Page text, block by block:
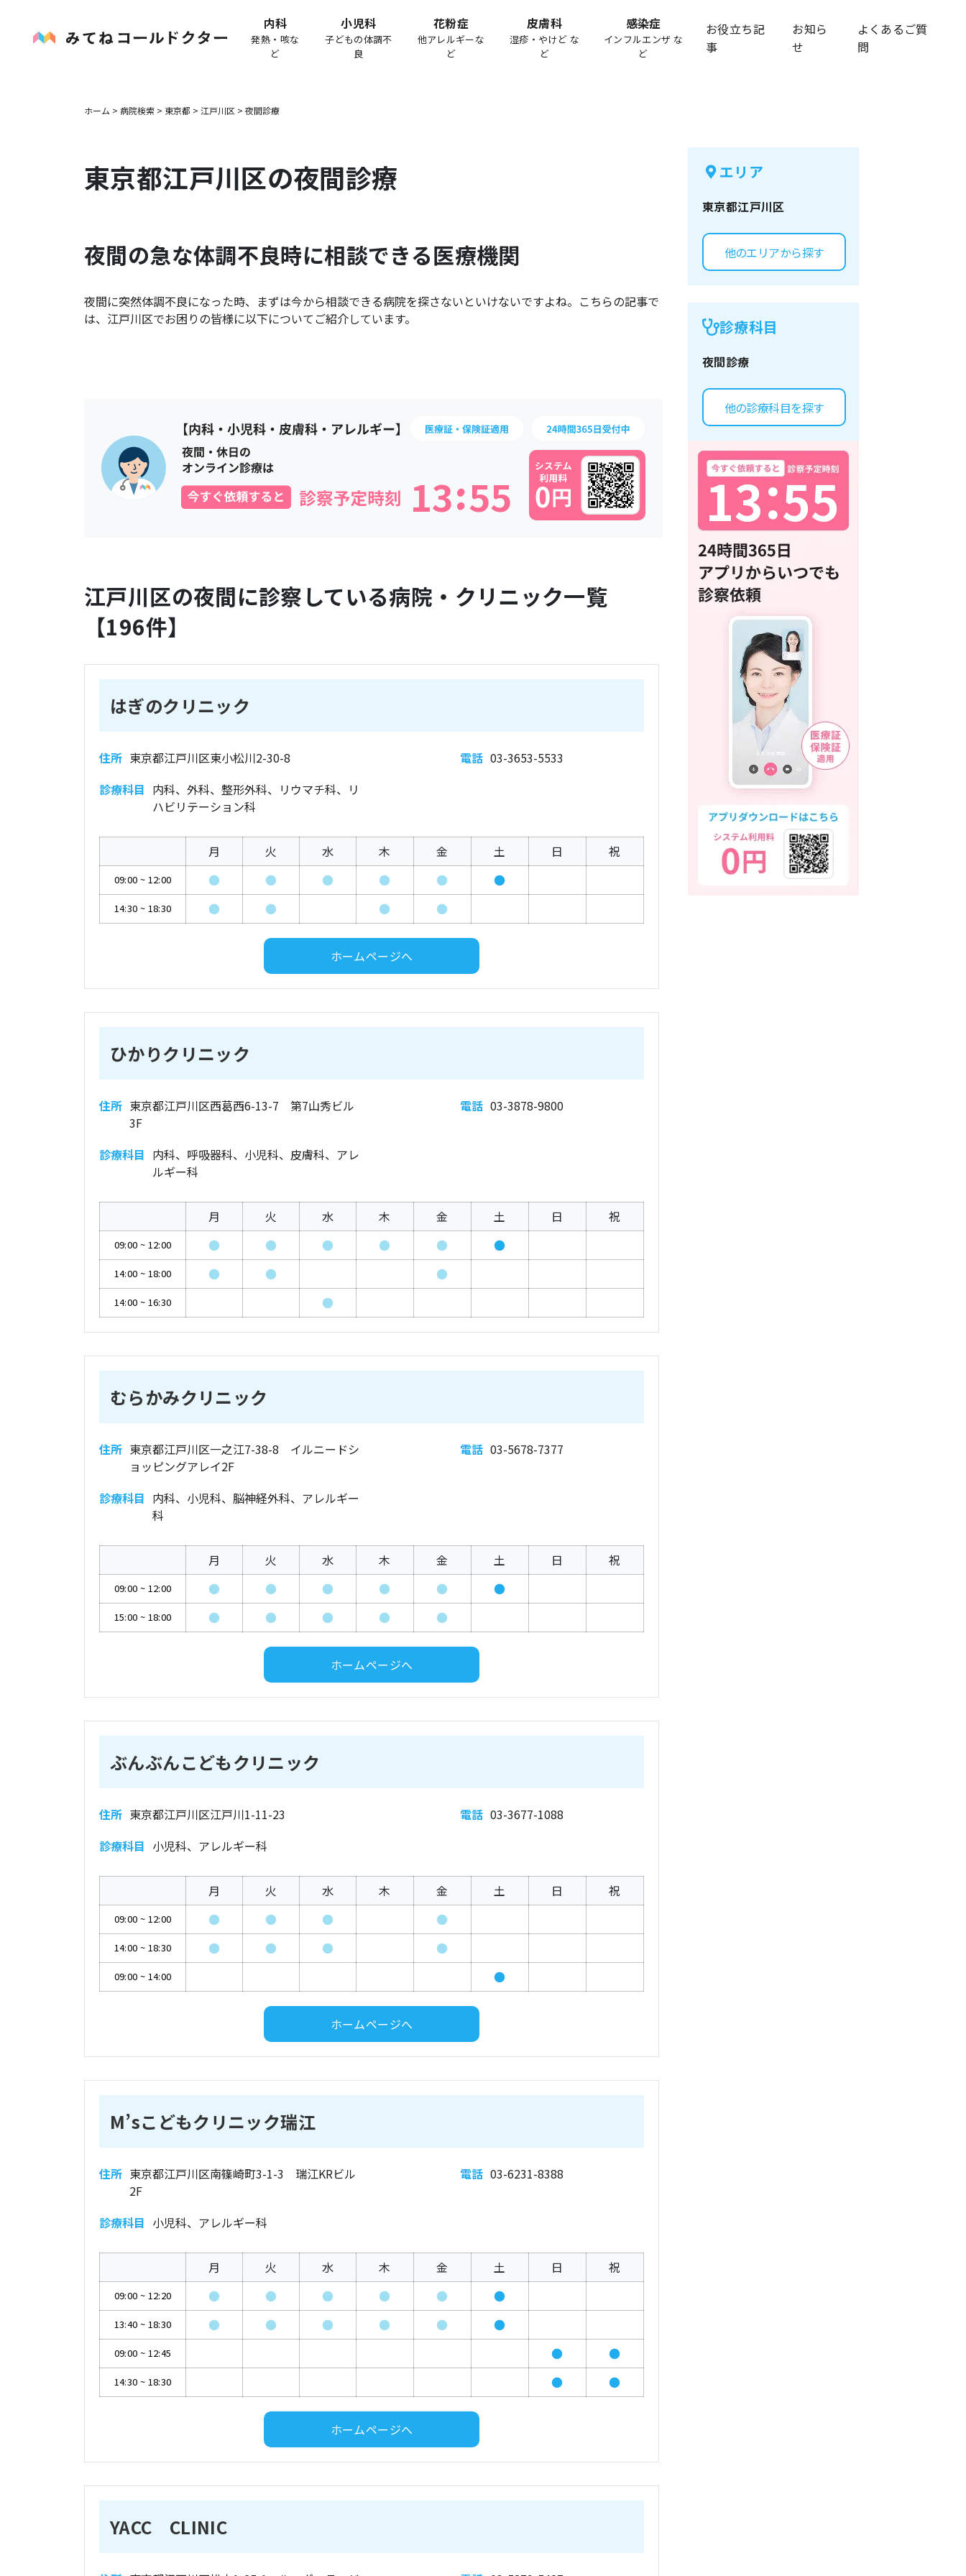
内科
発熱・咳な
ど
小児科
子どもの体調不
良
花粉症
他アレルギーな
ど
皮膚科
湿疹・やけど な
ど
感染症
インフルエンザ な
ど
お役立ち記
事
お知ら
せ
よくあるご質
問
ホーム > 病院検索 > 東京都 > 江戸川区 > 夜間診療
東京都江戸川区の夜間診療
夜間の急な体調不良時に相談できる医療機関
夜間に突然体調不良になった時、まずは今から相談できる病院を探さないといけないですよね。こちらの記事で
は、 江戸川区でお困りの皆様に以下についてご紹介しています。
13 55
:
江戸川区の夜間に診察している病院・クリニック一覧
【196件】
はぎのクリニック
住所 東京都江戸川区東小松川2-30-8 電話 03-3653-5533
診療科目 内科、外科、整形外科、リウマチ科、リ
ハビリテーション科
月 火 水 木 金 土 日 祝
09:00 ~ 12:00 ● ● ● ● ● ●
14:30 ~ 18:30 ● ● ● ●
ホームページへ
ひかりクリニック
住所 東京都江戸川区西葛西6-13-7 第7山秀ビル
3F
電話 03-3878-9800
診療科目 内科、呼吸器科、小児科、皮膚科、アレ
ルギー科
月 火 水 木 金 土 日 祝
09:00 ~ 12:00 ● ● ● ● ● ●
14:00 ~ 18:00 ● ● ●
14:00 ~ 16:30 ●
むらかみクリニック
住所 東京都江戸川区一之江7-38-8 イルニードシ
ョッピングアレイ2F
電話 03-5678-7377
診療科目 内科、小児科、脳神経外科、アレルギー
科
月 火 水 木 金 土 日 祝
09:00 ~ 12:00 ● ● ● ● ● ●
15:00 ~ 18:00 ● ● ● ● ●
ホームページへ
ぶんぶんこどもクリニック
住所 東京都江戸川区江戸川1-11-23 電話 03-3677-1088
診療科目 小児科、アレルギー科
月 火 水 木 金 土 日 祝
09:00 ~ 12:00 ● ● ● ●
14:00 ~ 18:30 ● ● ● ●
09:00 ~ 14:00 ●
ホームページへ
M’sこどもクリニック瑞江
住所 東京都江戸川区南篠崎町3-1-3 瑞江KRビル
2F
電話 03-6231-8388
診療科目 小児科、アレルギー科
月 火 水 木 金 土 日 祝
09:00 ~ 12:20 ● ● ● ● ● ●
13:40 ~ 18:30 ● ● ● ● ● ●
09:00 ~ 12:45 ● ●
14:30 ~ 18:30 ● ●
ホームページへ
YACC CLINIC
エリア
東京都江戸川区
他のエリアから探す
診療科目
夜間診療
他の診療科目を探す
13：
55